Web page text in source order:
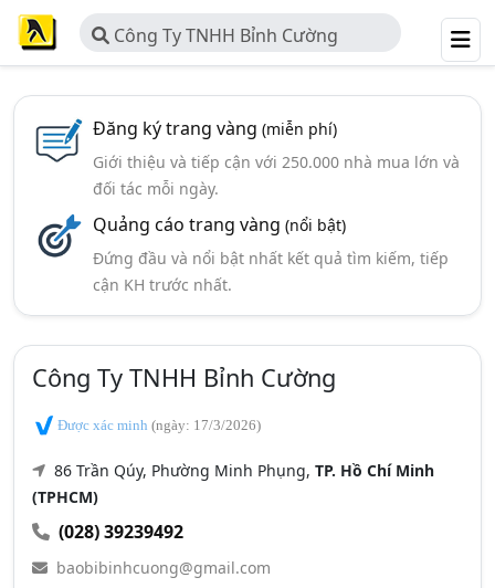
Công Ty TNHH Bỉnh Cường
Đăng ký trang vàng (miễn phí)
Giới thiệu và tiếp cận với 250.000 nhà mua lớn và
đối tác mỗi ngày.
Quảng cáo trang vàng (nổi bật)
Đứng đầu và nổi bật nhất kết quả tìm kiếm, tiếp
cận KH trước nhất.
Công Ty TNHH Bỉnh Cường
Được xác minh (ngày: 17/3/2026)
86 Trần Qúy, Phường Minh Phụng, TP. Hồ Chí Minh
(TPHCM)
(028) 39239492
baobibinhcuong@gmail.com